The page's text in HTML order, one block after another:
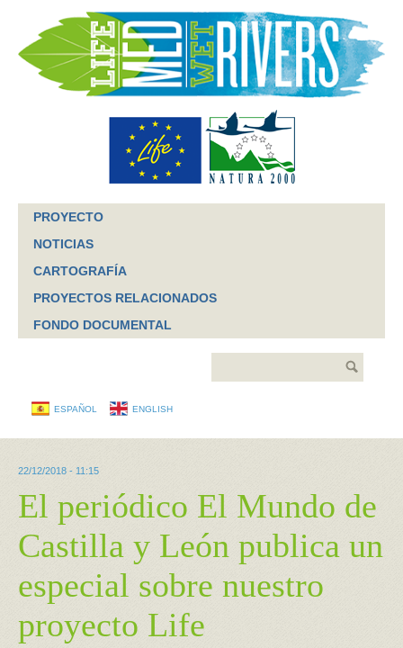
Jump to navigation
PROYECTO
NOTICIAS
CARTOGRAFÍA
PROYECTOS RELACIONADOS
FONDO DOCUMENTAL
ESPAÑOL ENGLISH
22/12/2018 - 11:15
El periódico El Mundo de
Castilla y León publica un
especial sobre nuestro
proyecto Life